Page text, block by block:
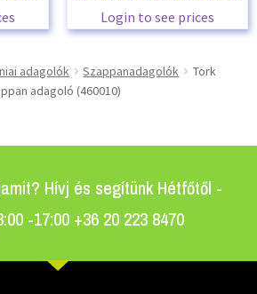
Login to see prices
adagolók Szappanadagolók
Tork
adagoló (460010)
Hívj és segítünk Hétfőtől -
-17:00 +36 20 223 8470